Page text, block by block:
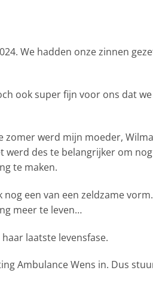
We hadden onze zinnen
ook super fijn voor ons dat
zomer werd mijn moeder,
werd des te belangrijker om
te maken.
een van een zeldzame
meer te leven…
laatste levensfase.
Ambulance Wens in. Dus